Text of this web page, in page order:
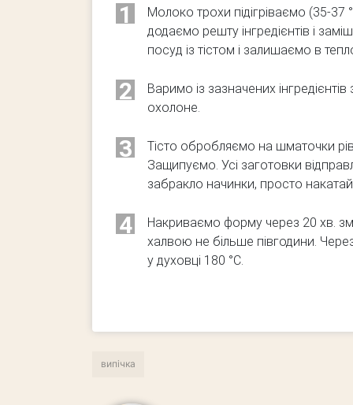
1
Молоко трохи підігріваємо (35-
додаємо решту інгредієнтів і
посуд із тістом і залишаємо в
2
Варимо із зазначених
охолоне.
3
Тісто обробляємо на шматочки
Защипуємо. Усі заготовки
забракло начинки, просто
4
Накриваємо форму через 20 хв.
халвою не більше півгодини.
у духовці 180 °С.
випічка